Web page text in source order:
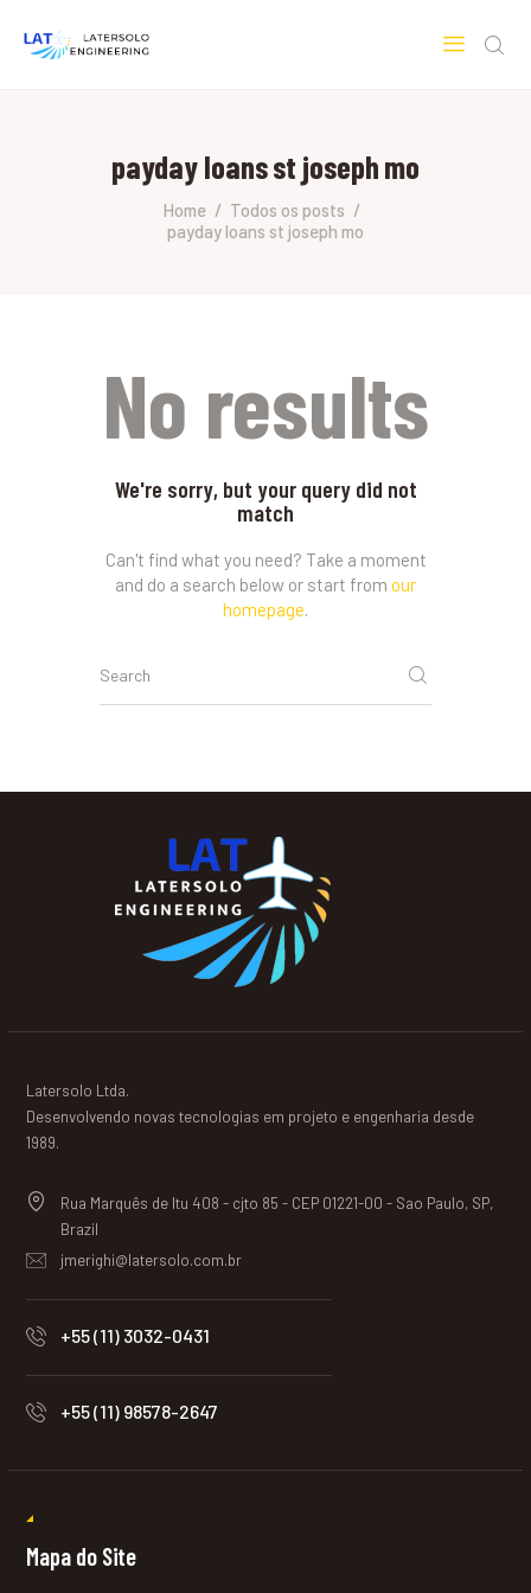
payday loans st joseph mo
Home
Todos os posts
payday loans st joseph mo
HOME
SOBRE A LATERSOLO
ENGINEERING
No results
We're sorry, but your query did not
match
Can't find what you need? Take a moment
and do a search below or start from our
homepage.
Latersolo Ltda.
Desenvolvendo novas tecnologias em projeto e engenharia desde
1989.
Rua Marquês de Itu 408 - cjto 85 - CEP 01221-00 - Sao Paulo, SP,
Brazil
jmerighi@latersolo.com.br
+55 (11) 3032-0431
+55 (11) 98578-2647
Mapa do Site